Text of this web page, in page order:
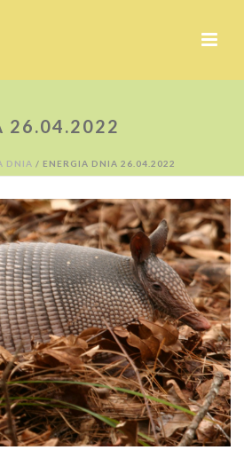
26.04.2022
DNIA / ENERGIA DNIA 26.04.2022